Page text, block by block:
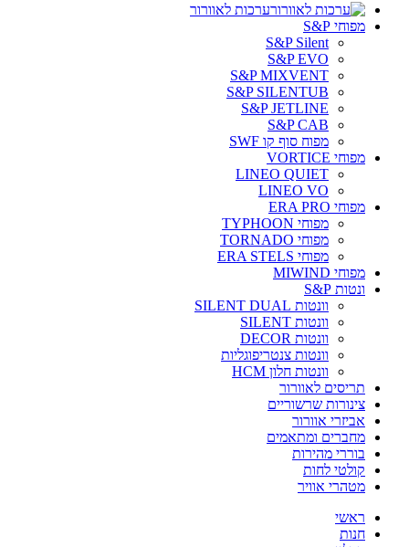
ערכות לאוורור
מפוחי S&P
S&P Silent
S&P EVO
S&P MIXVENT
S&P SILENTUB
S&P JETLINE
S&P CAB
מפוח סוף קו SWF
מפוחי VORTICE
LINEO QUIET
LINEO VO
מפוחי ERA PRO
מפוחי TYPHOON
מפוחי TORNADO
מפוחי ERA STELS
מפוחי MIWIND
ונטות S&P
וונטות SILENT DUAL
וונטות SILENT
וונטות DECOR
וונטות צנטריפוגליות
וונטות חלון HCM
תריסים לאוורור
צינורות שרשוריים
אביזרי אוורור
מחברים ומתאמים
בוררי מהירות
קולטי לחות
מטהרי אוויר
ראשי
חנות